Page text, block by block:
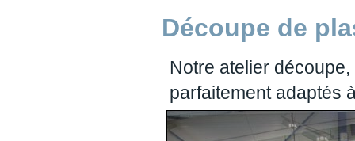
Découpe de
Notre atelier
parfaitement adaptés